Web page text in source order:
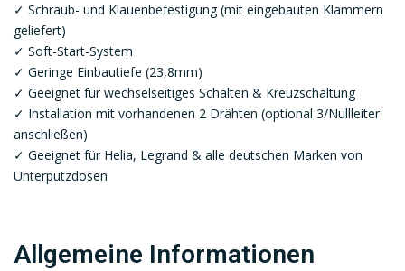
✓ Schraub- und Klauenbefestigung (mit eingebauten Klammern
geliefert)
✓ Soft-Start-System
✓ Geringe Einbautiefe (23,8mm)
✓ Geeignet für wechselseitiges Schalten & Kreuzschaltung
✓ Installation mit vorhandenen 2 Drähten (optional 3/Nullleiter
anschließen)
✓ Geeignet für Helia, Legrand & alle deutschen Marken von
Unterputzdosen
Allgemeine Informationen